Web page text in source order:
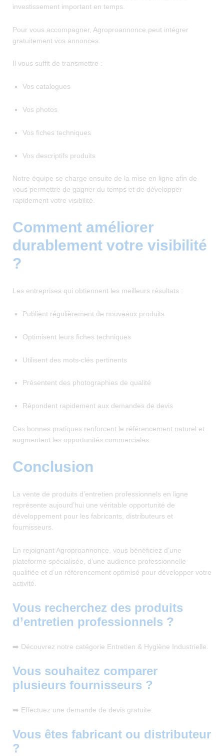
investissement important en temps.
Pour vous accompagner, Agroproannonce peut intégrer
gratuitement vos annonces.
Il vous suffit de transmettre :
Vos catalogues
Vos photos
Vos fiches techniques
Vos descriptifs produits
Notre équipe se charge ensuite de la mise en ligne afin de
vous permettre de gagner du temps et de développer
rapidement votre visibilité.
Comment améliorer
durablement votre visibilité
?
Les entreprises qui obtiennent les meilleurs résultats :
Publient régulièrement de nouveaux produits
Optimisent leurs fiches techniques
Utilisent des mots-clés pertinents
Présentent des photographies de qualité
Répondent rapidement aux demandes de devis
Ces bonnes pratiques renforcent le référencement naturel et
augmentent les opportunités commerciales.
Conclusion
La vente de produits d’entretien professionnels en ligne
représente aujourd’hui une véritable opportunité de
développement pour les fabricants, distributeurs et
fournisseurs.
En rejoignant Agroproannonce, vous bénéficiez d’une
plateforme spécialisée, d’une audience professionnelle
qualifiée et d’un référencement optimisé pour développer votre
activité.
Vous recherchez des produits
d’entretien professionnels ?
➡️ Découvrez notre catégorie Entretien & Hygiène Industrielle.
Vous souhaitez comparer
plusieurs fournisseurs ?
➡️ Effectuez une demande de devis gratuite.
Vous êtes fabricant ou distributeur
?